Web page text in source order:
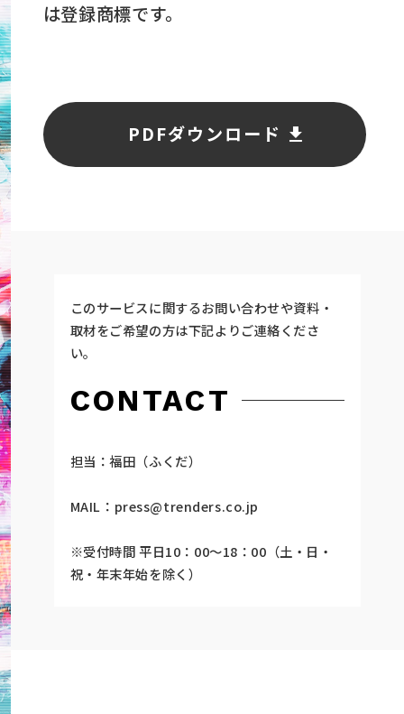
は登録商標です。
PDFダウンロード
このサービスに関するお問い合わせや資料・
取材をご希望の方は下記よりご連絡くださ
い。
CONTACT
担当：福田（ふくだ）
MAIL： press@trenders.co.jp
※受付時間 平日10：00～18：00（土・日・
祝・年末年始を除く）